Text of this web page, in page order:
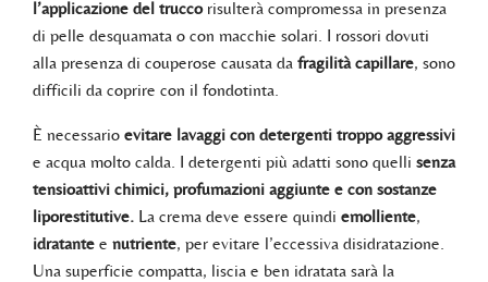
l’applicazione del truccorisulterà compromessa in presenza
di pelle desquamata o con macchie solari. I rossori dovuti
alla presenza di couperose causata da fragilità capillare, sono
difficili da coprire con il fondotinta.
È necessario evitare lavaggi con detergenti troppo aggressivi
e acqua molto calda. I detergenti più adatti sono quelli senza
tensioattivi chimici, profumazioni aggiunte e con sostanze
liporestitutive. La crema deve essere quindi emolliente,
idratante e nutriente, per evitare l’eccessiva disidratazione.
Una superficie compatta, liscia e ben idratata sarà la